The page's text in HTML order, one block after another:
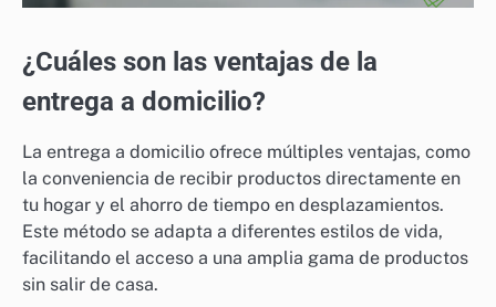
¿Cuáles son las ventajas de la
entrega a domicilio?
La entrega a domicilio ofrece múltiples ventajas, como
la conveniencia de recibir productos directamente en
tu hogar y el ahorro de tiempo en desplazamientos.
Este método se adapta a diferentes estilos de vida,
facilitando el acceso a una amplia gama de productos
sin salir de casa.